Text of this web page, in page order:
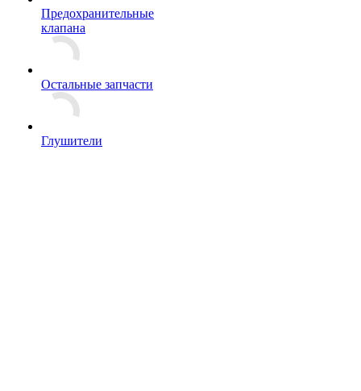
Предохранительные
клапана
Остальные запчасти
Глушители